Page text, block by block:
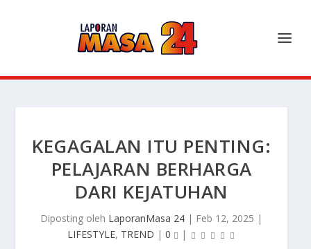
KEGAGALAN ITU PENTING:
PELAJARAN BERHARGA
DARI KEJATUHAN
Diposting oleh LaporanMasa 24 | Feb 12, 2025 |
LIFESTYLE, TREND | 0 |